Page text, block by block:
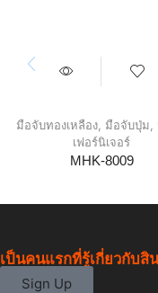
มือจับทองเหลือง มือจับปุ่ม
เฟอร์นิเจอร์
MHK-8009
เป็นคนแรกที่รู้เกี่ยวกับสิ
Sign Up